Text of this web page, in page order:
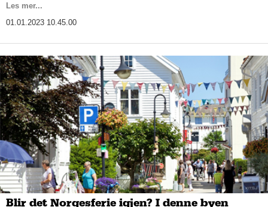
Les mer...
01.01.2023 10.45.00
Blir det Norgesferie igjen? I denne byen